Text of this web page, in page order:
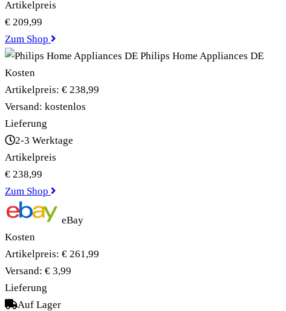
Artikelpreis
€ 209,99
Zum Shop
Philips Home Appliances DE
Kosten
Artikelpreis: € 238,99
Versand: kostenlos
Lieferung
2-3 Werktage
Artikelpreis
€ 238,99
Zum Shop
eBay
Kosten
Artikelpreis: € 261,99
Versand: € 3,99
Lieferung
Auf Lager